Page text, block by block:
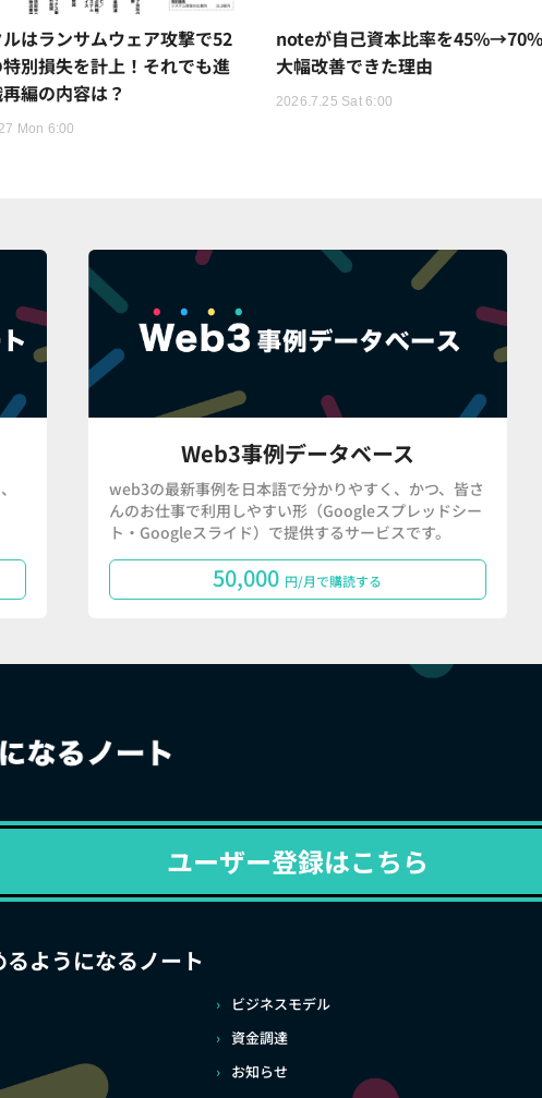
はランサムウェア攻撃で52
別損失を計上！それでも進
編の内容は？
Mon 6:00
noteが自己資本比率を
大幅改善できた理由
2026.7.25 Sat 6:00
Web3事例データベース
web3の最新事例を日本語で分かりやすく、かつ、皆さ
んのお仕事で利用しやすい形（Googleスプレッドシー
ト・Googleスライド）で提供するサービスです。
50,000 円/月で購読する
ユーザー登録はこちら
ようになるノート
ビジネスモデル
資金調達
お知らせ